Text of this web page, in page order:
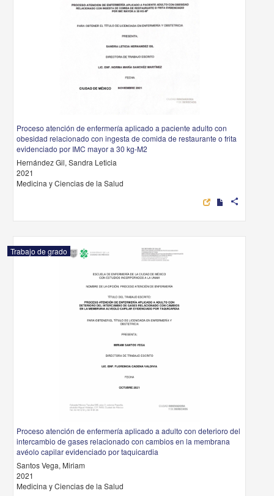
Proceso atención de enfermería aplicado a paciente adulto con
obesidad relacionado con ingesta de comida de restaurante o frita
evidenciado por IMC mayor a 30 kg-M2
Hernández Gil, Sandra Leticia
2021
Medicina y Ciencias de la Salud
share
Trabajo de grado
Proceso atención de enfermería aplicado a adulto con deterioro del
intercambio de gases relacionado con cambios en la membrana
avéolo capilar evidenciado por taquicardia
Santos Vega, Miriam
2021
Medicina y Ciencias de la Salud